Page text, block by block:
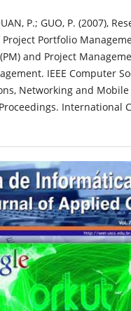
P.; GUO, P. (2007),
Portfolio
and Project
IEEE Computer
Networking and Mobile
International